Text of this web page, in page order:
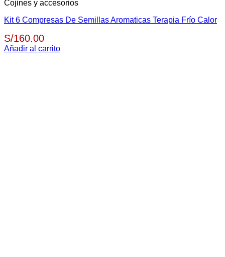
Cojines y accesorios
Kit 6 Compresas De Semillas Aromaticas Terapia Frío Calor
S/160.00
Añadir al carrito